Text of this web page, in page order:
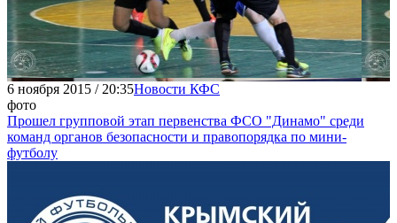
6 ноября 2015 / 20:35Новости КФС
фото
Прошел групповой этап первенства ФСО "Динамо" среди
команд органов безопасности и правопорядка по мини-
футболу